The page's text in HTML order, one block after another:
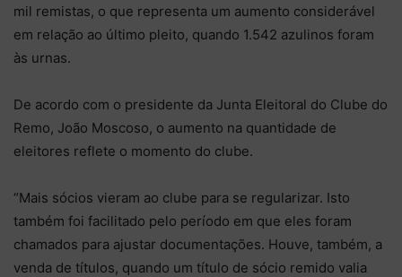
mil remistas, o que representa um aumento considerável
em relação ao último pleito, quando 1.542 azulinos foram
às urnas.
De acordo com o presidente da Junta Eleitoral do Clube do
Remo, João Moscoso, o aumento na quantidade de
eleitores reflete o momento do clube.
“Mais sócios vieram ao clube para se regularizar. Isto
também foi facilitado pelo período em que eles foram
chamados para ajustar documentações. Houve, também, a
venda de títulos, quando um título de sócio remido valia